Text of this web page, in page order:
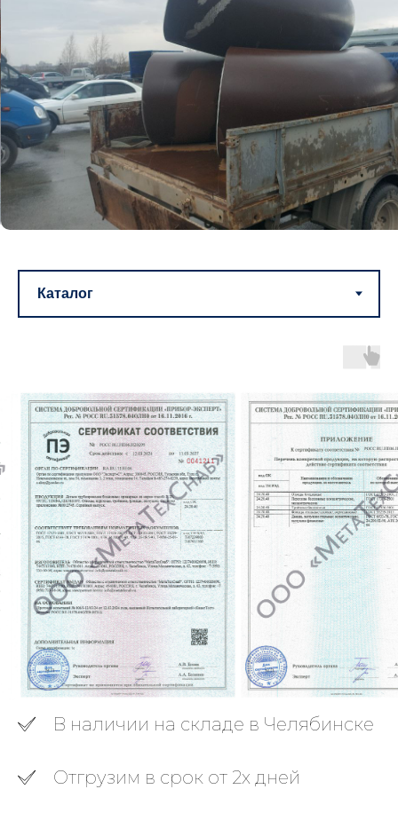
В наличии на складе в Челябинске
Отгрузим в срок от 2х дней